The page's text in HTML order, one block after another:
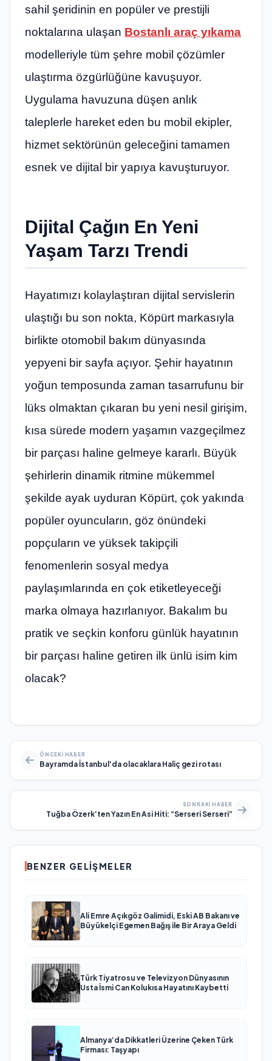
sahil şeridinin en popüler ve prestijli
noktalarına ulaşan Bostanlı araç yıkama
modelleriyle tüm şehre mobil çözümler
ulaştırma özgürlüğüne kavuşuyor.
Uygulama havuzuna düşen anlık
taleplerle hareket eden bu mobil ekipler,
hizmet sektörünün geleceğini tamamen
esnek ve dijital bir yapıya kavuşturuyor.
Dijital Çağın En Yeni
Yaşam Tarzı Trendi
Hayatımızı kolaylaştıran dijital servislerin
ulaştığı bu son nokta, Köpürt markasıyla
birlikte otomobil bakım dünyasında
yepyeni bir sayfa açıyor. Şehir hayatının
yoğun temposunda zaman tasarrufunu bir
lüks olmaktan çıkaran bu yeni nesil girişim,
kısa sürede modern yaşamın vazgeçilmez
bir parçası haline gelmeye kararlı. Büyük
şehirlerin dinamik ritmine mükemmel
şekilde ayak uyduran Köpürt, çok yakında
popüler oyuncuların, göz önündeki
popçuların ve yüksek takipçili
fenomenlerin sosyal medya
paylaşımlarında en çok etiketleyeceği
marka olmaya hazırlanıyor. Bakalım bu
pratik ve seçkin konforu günlük hayatının
bir parçası haline getiren ilk ünlü isim kim
olacak?
ÖNCEKI HABER
Bayramda İstanbul'da olacaklara Haliç gezi rotası
SONRAKI HABER
Tuğba Özerk’ten Yazın En Asi Hiti: “Serseri Serseri”
BENZER GELIŞMELER
Ali Emre Açıkgöz Galimidi, Eski AB Bakanı ve
Büyükelçi Egemen Bağış ile Bir Araya Geldi
Türk Tiyatrosu ve Televizyon Dünyasının
Usta İsmi Can Kolukısa Hayatını Kaybetti
Almanya’da Dikkatleri Üzerine Çeken Türk
Firması: Taşyapı